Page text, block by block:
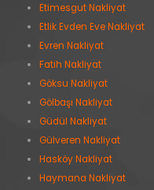
Etimesgut Nakliyat
Etlik Evden Eve Nakliyat
Evren Nakliyat
Fatih Nakliyat
Göksu Nakliyat
Gölbaşı Nakliyat
Güdül Nakliyat
Gülveren Nakliyat
Hasköy Nakliyat
Haymana Nakliyat